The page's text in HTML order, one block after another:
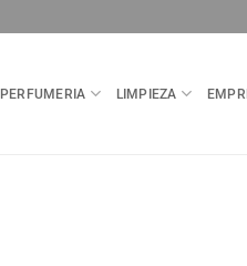
PERFUMERIA LIMPIEZA